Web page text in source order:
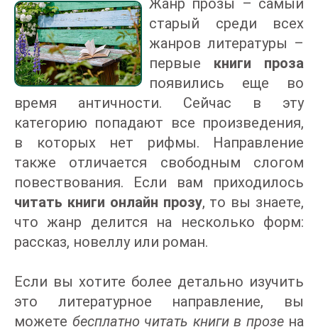
Жанр прозы – самый
старый среди всех
жанров литературы –
первые книги проза
появились еще во
время античности. Сейчас в эту
категорию попадают все произведения,
в которых нет рифмы. Направление
также отличается свободным слогом
повествования. Если вам приходилось
читать книги онлайн прозу, то вы знаете,
что жанр делится на несколько форм:
рассказ, новеллу или роман.
Если вы хотите более детально изучить
это литературное направление, вы
можете бесплатно читать книги в прозена